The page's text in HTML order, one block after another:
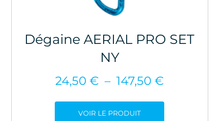
Dégaine AERIAL PRO SET
NY
24,50 € – 147,50 €
VOIR LE PRODUIT